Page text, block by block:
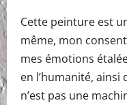
Cette peinture est
même, mon
mes émotions
en l’humanité, ainsi
n’est pas une